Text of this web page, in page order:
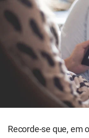
Recorde-se que, em